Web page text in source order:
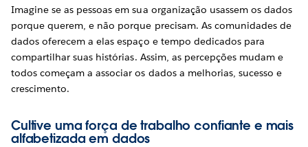
Imagine se as pessoas em sua organização usassem os dados
porque querem, e não porque precisam. As comunidades de
dados oferecem a elas espaço e tempo dedicados para
compartilhar suas histórias. Assim, as percepções mudam e
todos começam a associar os dados a melhorias, sucesso e
crescimento.
Cultive uma força de trabalho confiante e mais
alfabetizada em dados